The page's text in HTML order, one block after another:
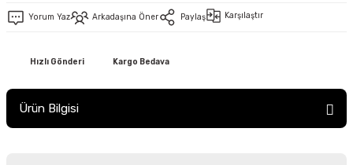
Yorum Yaz Arkadaşına Öner Paylaş Karşılaştır
Hızlı Gönderi Kargo Bedava
Ürün Bilgisi